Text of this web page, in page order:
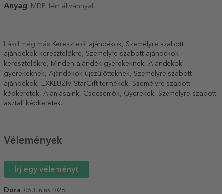
Anyag: MDF, fém állvánnyal
Lásd még más Keresztelői ajándékok
Személyre szabott
ajándékok keresztelőkre
Személyre szabott ajándékok
keresztelőkre
Minden ajándék gyerekeknek
Ajándékok
gyerekeknek
Ajándékok újszülötteknek
Személyre szabott
ajándékok
EXKLUZÍV StarGift termékek
Személyre szabott
képkeretek
Ajánlásaink Csecsemők Gyerekek
Személyre szabott
asztali képkeretek.
Vélemények
Írj egy véleményt
Dora 06 Június 2026